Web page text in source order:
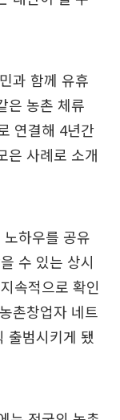
과 함께 유휴
은 농촌 체류
연결해 4년간
은 사례로 소개
하우를 공유
수 있는 상시
속적으로 확인
촌창업자 네트
출범시키게 됐